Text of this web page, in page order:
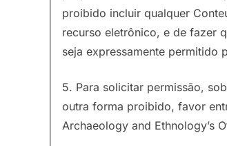
proibido incluir qualquer
recurso eletrônico, e de fazer
seja expressamente permitido
5. Para solicitar permissão,
outra forma proibido, favor
Archaeology and Ethnology’s